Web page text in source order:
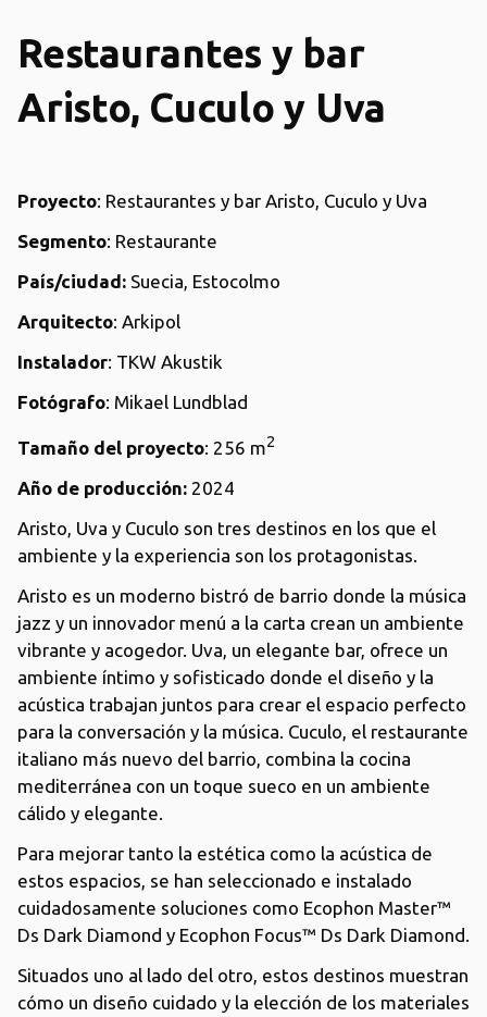
Restaurantes y bar
Aristo, Cuculo y Uva
Proyecto: Restaurantes y bar Aristo, Cuculo y Uva
Segmento: Restaurante
País/ciudad: Suecia, Estocolmo
Arquitecto: Arkipol
Instalador: TKW Akustik
Fotógrafo: Mikael Lundblad
Tamaño del proyecto: 256 m2
Año de producción: 2024
Aristo, Uva y Cuculo son tres destinos en los que el
ambiente y la experiencia son los protagonistas.
Aristo es un moderno bistró de barrio donde la música
jazz y un innovador menú a la carta crean un ambiente
vibrante y acogedor. Uva, un elegante bar, ofrece un
ambiente íntimo y sofisticado donde el diseño y la
acústica trabajan juntos para crear el espacio perfecto
para la conversación y la música. Cuculo, el restaurante
italiano más nuevo del barrio, combina la cocina
mediterránea con un toque sueco en un ambiente
cálido y elegante.
Para mejorar tanto la estética como la acústica de
estos espacios, se han seleccionado e instalado
cuidadosamente soluciones como Ecophon Master™
Ds Dark Diamond y Ecophon Focus™ Ds Dark Diamond.
Situados uno al lado del otro, estos destinos muestran
cómo un diseño cuidado y la elección de los materiales